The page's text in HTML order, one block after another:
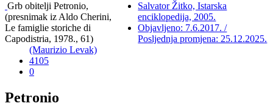
Grb obitelji Petronio,
(presnimak iz Aldo Cherini,
Le famiglie storiche di
Capodistria, 1978., 61)
Salvator Žitko, Istarska
enciklopedija, 2005.
Objavljeno: 7.6.2017. /
Posljednja promjena: 25.12.2025.
(Maurizio Levak)
4105
0
Petronio